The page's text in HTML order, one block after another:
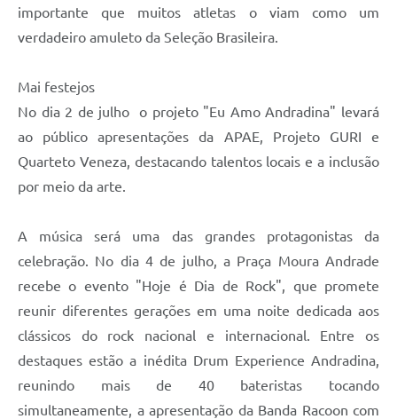
importante que muitos atletas o viam como um
verdadeiro amuleto da Seleção Brasileira.
Mai festejos
No dia 2 de julho o projeto "Eu Amo Andradina" levará
ao público apresentações da APAE, Projeto GURI e
Quarteto Veneza, destacando talentos locais e a inclusão
por meio da arte.
A música será uma das grandes protagonistas da
celebração. No dia 4 de julho, a Praça Moura Andrade
recebe o evento "Hoje é Dia de Rock", que promete
reunir diferentes gerações em uma noite dedicada aos
clássicos do rock nacional e internacional. Entre os
destaques estão a inédita Drum Experience Andradina,
reunindo mais de 40 bateristas tocando
simultaneamente, a apresentação da Banda Racoon com